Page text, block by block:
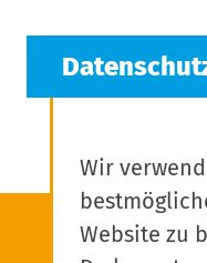
Wir
Website zu